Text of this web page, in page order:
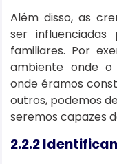
Além disso, as
ser
familiares. Por
ambiente onde o
onde éramos
outros, podemos
seremos capazes
2.2.2